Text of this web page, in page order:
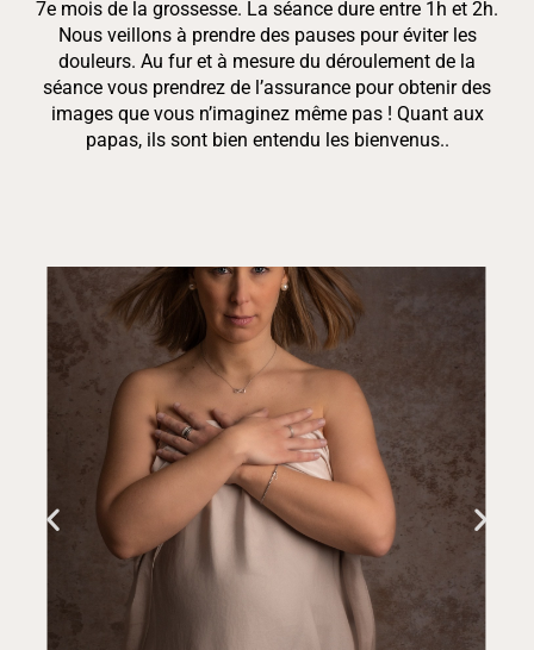
7e mois de la grossesse. La séance dure entre 1h et 2h.
Nous veillons à prendre des pauses pour éviter les
douleurs. Au fur et à mesure du déroulement de la
séance vous prendrez de l’assurance pour obtenir des
images que vous n’imaginez même pas ! Quant aux
papas, ils sont bien entendu les bienvenus..